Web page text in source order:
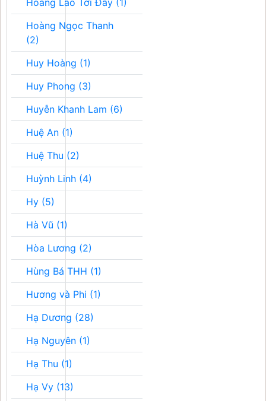
Hoàng Lão Tới Đây (1)
Hoàng Ngọc Thanh
(2)
Huy Hoàng (1)
Huy Phong (3)
Huyễn Khanh Lam (6)
Huệ An (1)
Huệ Thu (2)
Huỳnh Linh (4)
Hy (5)
Hà Vũ (1)
Hòa Lương (2)
Hùng Bá THH (1)
Hương và Phi (1)
Hạ Dương (28)
Hạ Nguyên (1)
Hạ Thu (1)
Hạ Vy (13)